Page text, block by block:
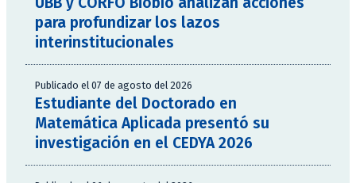
para profundizar los lazos
interinstitucionales
Publicado el 07 de agosto del 2026
Estudiante del Doctorado en
Matemática Aplicada presentó su
investigación en el CEDYA 2026